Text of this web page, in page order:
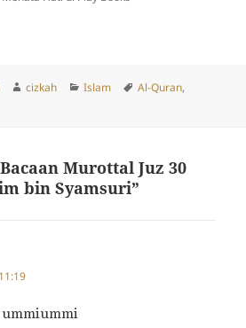
Author
cizkah Categories
Islam Tags
Al-Quran,
Murottal Juz 30
bin Syamsuri”